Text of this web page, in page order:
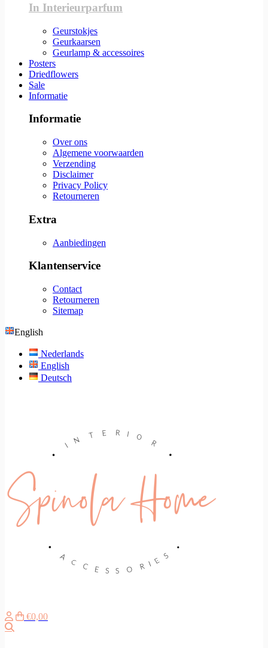
In Interieurparfum
Geurstokjes
Geurkaarsen
Geurlamp & accessoires
Posters
Driedflowers
Sale
Informatie
Informatie
Over ons
Algemene voorwaarden
Verzending
Disclaimer
Privacy Policy
Retourneren
Extra
Aanbiedingen
Klantenservice
Contact
Retourneren
Sitemap
English
Nederlands
English
Deutsch
€0,00